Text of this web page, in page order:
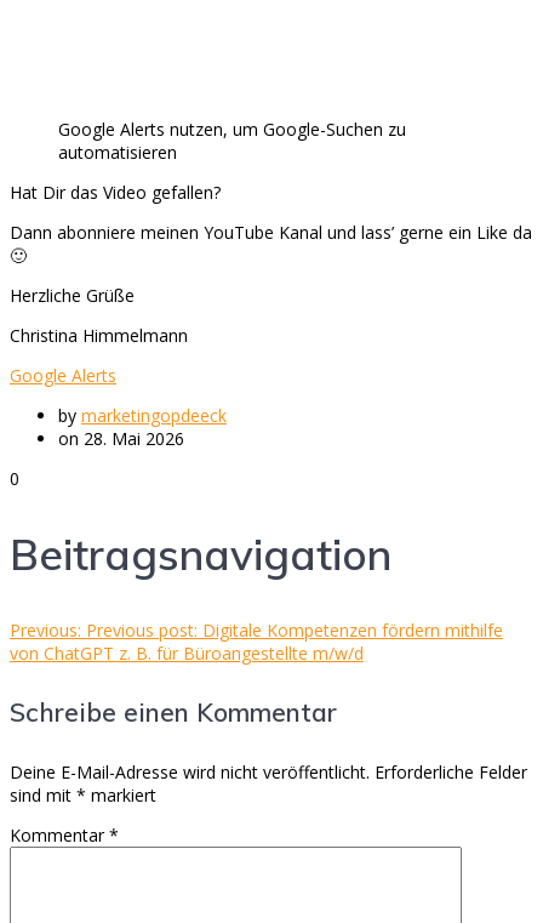
Google Alerts nutzen, um Google-Suchen zu
automatisieren
Hat Dir das Video gefallen?
Dann abonniere meinen YouTube Kanal und lass’ gerne ein Like da
🙂
Herzliche Grüße
Christina Himmelmann
Google Alerts
by marketingopdeeck
on 28. Mai 2026
0
Beitragsnavigation
Previous: Previous post: Digitale Kompetenzen fördern mithilfe
von ChatGPT z. B. für Büroangestellte m/w/d
Schreibe einen Kommentar
Deine E-Mail-Adresse wird nicht veröffentlicht. Erforderliche Felder
sind mit * markiert
Kommentar*